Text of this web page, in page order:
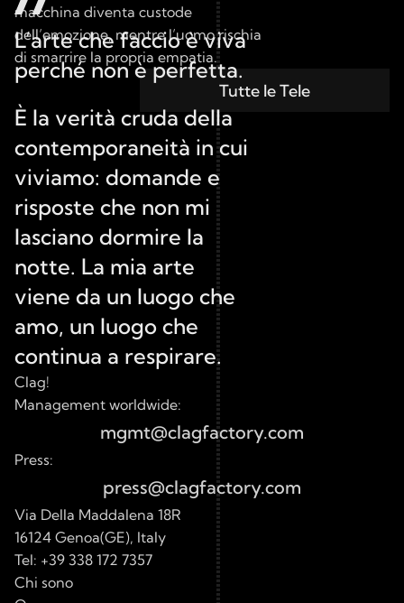
macchina diventa custode
dell’emozione, mentre l’uomo rischia
di smarrire la propria empatia.
Tutte le Tele
L’arte che faccio è viva
perché non è perfetta.
È la verità cruda della
contemporaneità in cui
viviamo: domande e
risposte che non mi
lasciano dormire la
notte. La mia arte
viene da un luogo che
amo, un luogo che
continua a respirare.
Clag!
Management worldwide:
mgmt@clagfactory.com
Press:
press@clagfactory.com
Via Della Maddalena 18R
16124 Genoa(GE), Italy
Tel: +39 338 172 7357
Chi sono